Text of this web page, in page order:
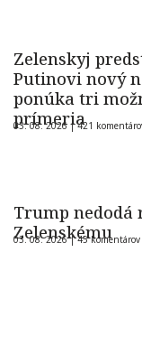
Zelenskyj
Putinovi nový
ponúka tri
prímeria
03. 08. 2026 |421
Trump nedodá
Zelenskému
03. 08. 2026 |45 komentárov